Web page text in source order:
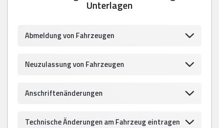
Unterlagen
Abmeldung von Fahrzeugen
Neuzulassung von Fahrzeugen
Anschriftenänderungen
Technische Änderungen am Fahrzeug eintragen